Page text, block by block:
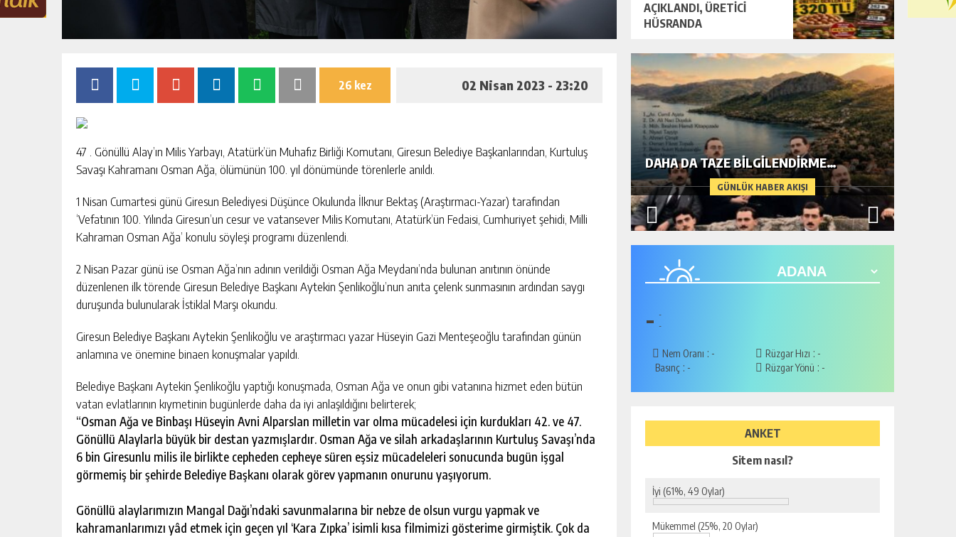
26 kez 02 Nisan 2023 - 23:20
47 . Gönüllü Alay’ın Milis Yarbayı, Atatürk’ün Muhafız Birliği Komutanı, Giresun Belediye Başkanlarından, Kurtuluş
Savaşı Kahramanı Osman Ağa, ölümünün 100. yıl dönümünde törenlerle anıldı.
1 Nisan Cumartesi günü Giresun Belediyesi Düşünce Okulunda İlknur Bektaş (Araştırmacı-Yazar) tarafından
‘Vefatının 100. Yılında Giresun’un cesur ve vatansever Milis Komutanı, Atatürk’ün Fedaisi, Cumhuriyet şehidi, Milli
Kahraman Osman Ağa’ konulu söyleşi programı düzenlendi.
2 Nisan Pazar günü ise Osman Ağa’nın adının verildiği Osman Ağa Meydanı’nda bulunan anıtının önünde
düzenlenen ilk törende Giresun Belediye Başkanı Aytekin Şenlikoğlu’nun anıta çelenk sunmasının ardından saygı
duruşunda bulunularak İstiklal Marşı okundu.
Giresun Belediye Başkanı Aytekin Şenlikoğlu ve araştırmacı yazar Hüseyin Gazi Menteşeoğlu tarafından günün
anlamına ve önemine binaen konuşmalar yapıldı.
Belediye Başkanı Aytekin Şenlikoğlu yaptığı konuşmada, Osman Ağa ve onun gibi vatanına hizmet eden bütün
vatan evlatlarının kıymetinin bugünlerde daha da iyi anlaşıldığını belirterek;
“Osman Ağa ve Binbaşı Hüseyin Avni Alparslan milletin var olma mücadelesi için kurdukları 42. ve 47.
Gönüllü Alaylarla büyük bir destan yazmışlardır. Osman Ağa ve silah arkadaşlarının Kurtuluş Savaşı’nda
6 bin Giresunlu milis ile birlikte cepheden cepheye süren eşsiz mücadeleleri sonucunda bugün işgal
görmemiş bir şehirde Belediye Başkanı olarak görev yapmanın onurunu yaşıyorum.
Gönüllü alaylarımızın Mangal Dağı’ndaki savunmalarına bir nebze de olsun vurgu yapmak ve
kahramanlarımızı yâd etmek için geçen yıl ‘Kara Zıpka’ isimli kısa filmimizi gösterime girmiştik. Çok da
AÇIKLANDI, ÜRETİCİ
HÜSRANDA
GÜNLÜK HABER AKIŞI
DAHA DA TAZE BİLGİLENDİRME…
- -
-
Nem Oranı : -
Basınç : -
Rüzgar Hızı : -
Rüzgar Yönü : -
ANKET
Sitem nasıl?
İyi (61%, 49 Oylar)
Mükemmel (25%, 20 Oylar)